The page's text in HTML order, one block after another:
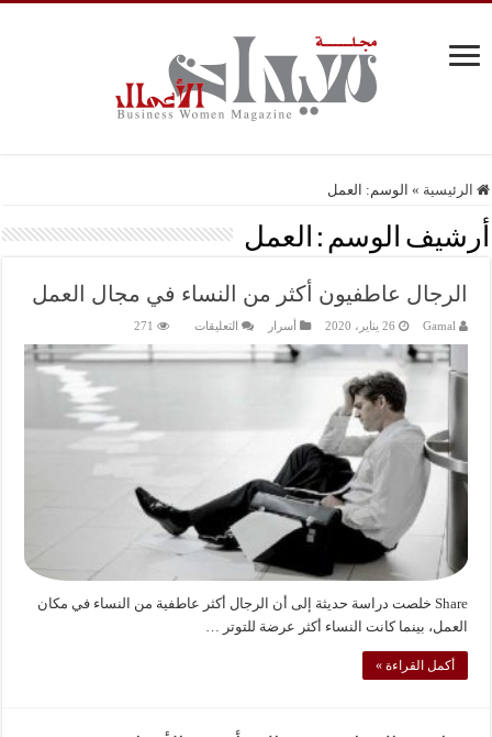
الرئيسية » الوسم: العمل
أرشيف الوسم : العمل
الرجال عاطفيون أكثر من النساء في مجال العمل
Gamal 26 يناير، 2020 أسرار التعليقاتعلى
عاطفيون
أكثر
271
Share خلصت دراسة حديثة إلى أن الرجال أكثر عاطفية من النساء في مكان
العمل، بينما كانت النساء أكثر عرضة للتوتر …
أكمل القراءة »